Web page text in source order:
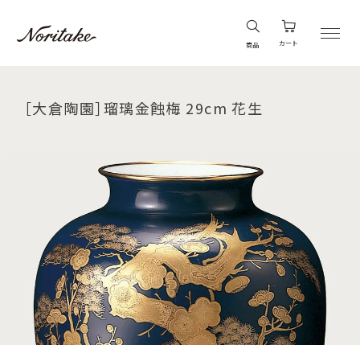
商品 カート
［大倉陶園］瑠璃金蝕梅 29cm 花生